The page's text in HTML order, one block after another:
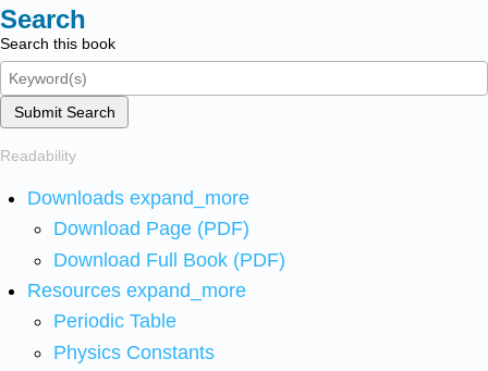
Search
Search this book
Submit Search
Readability
Downloads expand_more
Download Page (PDF)
Download Full Book (PDF)
Resources expand_more
Periodic Table
Physics Constants